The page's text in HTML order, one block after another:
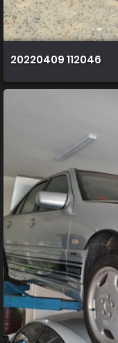
20220409 112046